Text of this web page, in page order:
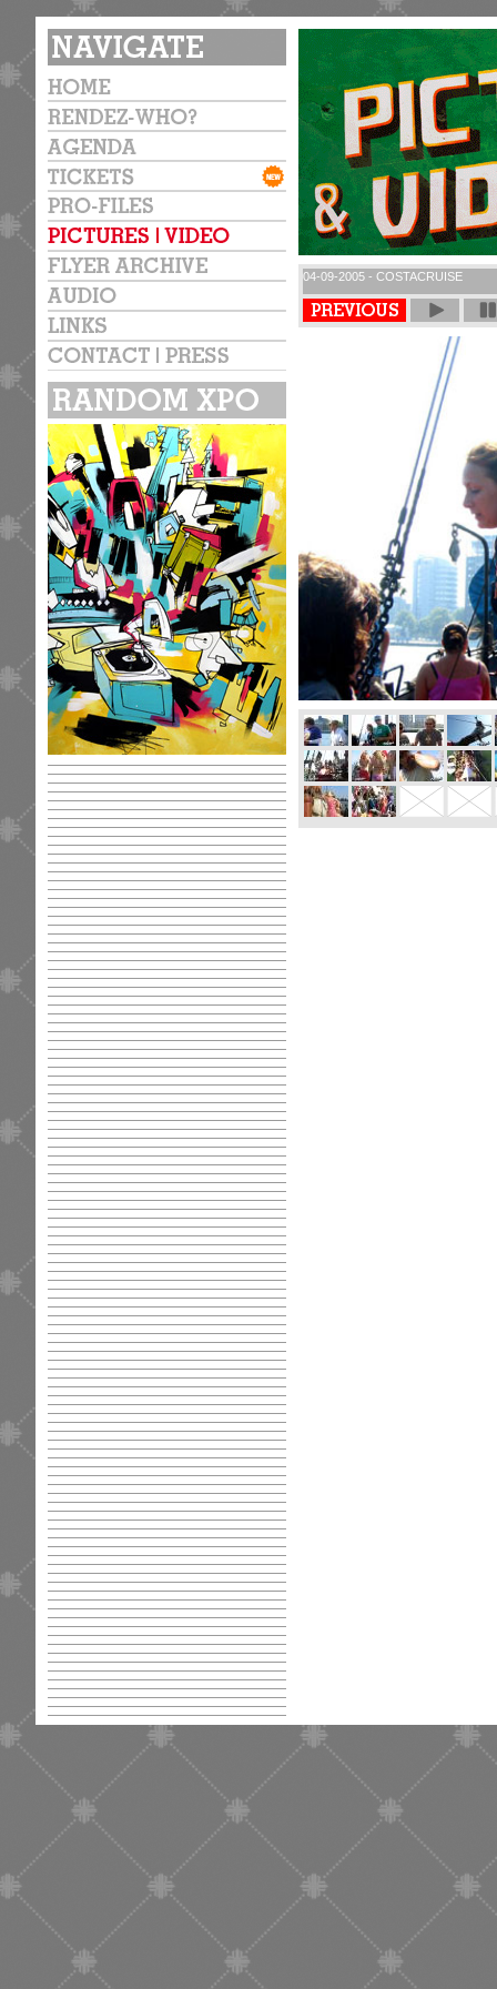
04-09-2005 - COSTACRUISE